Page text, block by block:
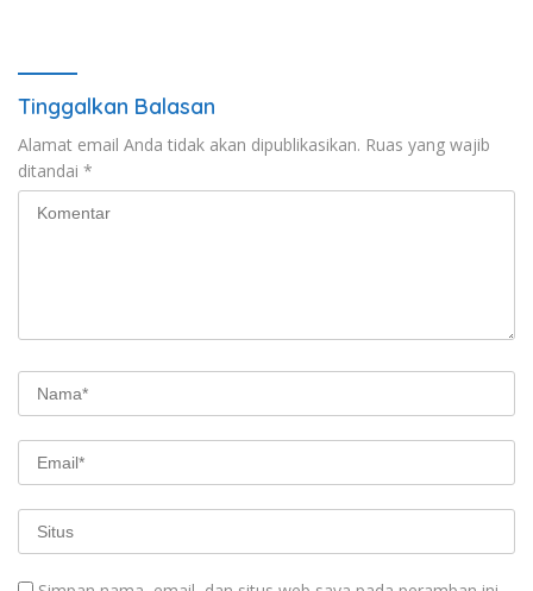
Tinggalkan Balasan
Alamat email Anda tidak akan dipublikasikan. Ruas yang wajib
ditandai *